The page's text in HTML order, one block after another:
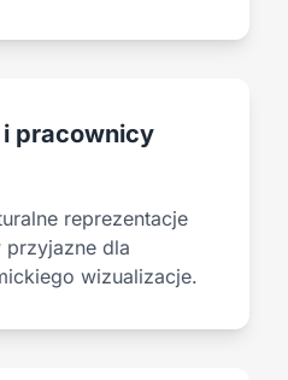
i pracownicy
reprezentacje
dla
wizualizacje.